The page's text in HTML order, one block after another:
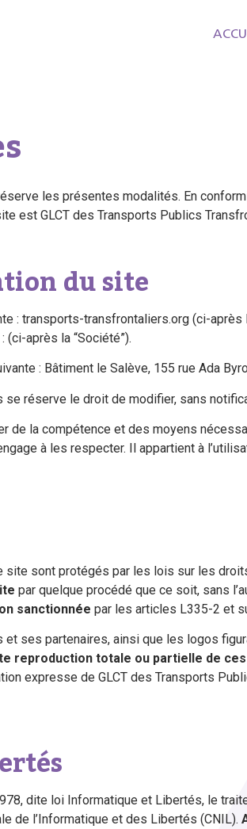
les présentes modalités. En
est GLCT des Transports Publics
du site
: transports-transfrontaliers.org (ci-
après la “Société”).
: Bâtiment le Salève, 155 rue Ada
réserve le droit de modifier, sans
de la compétence et des moyens
à les respecter. Il appartient à
sont protégés par les lois sur les
par quelque procédé que ce soit, sans
sanctionnée par les articles L335-2 et
et ses partenaires, ainsi que les logos
reproduction totale ou partielle de
expresse de GLCT des Transports
dite loi Informatique et Libertés, le
de l’Informatique et des Libertés (CNIL).